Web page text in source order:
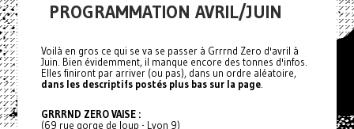
PROGRAMMATION AVRIL/JUIN
Voilà en gros ce qui se va se passer à Grrrnd Zero d'avril à
Juin. Bien évidemment, il manque encore des tonnes d'infos.
Elles finiront par arriver (ou pas), dans un ordre aléatoire,
dans les descriptifs postés plus bas sur la page.
GRRRND ZERO VAISE :
(69 rue gorge de loup - Lyon 9)